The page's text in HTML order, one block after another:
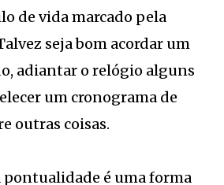
de vida marcado pela
seja bom acordar um
adiantar o relógio alguns
um cronograma de
outras coisas.
pontualidade é uma forma